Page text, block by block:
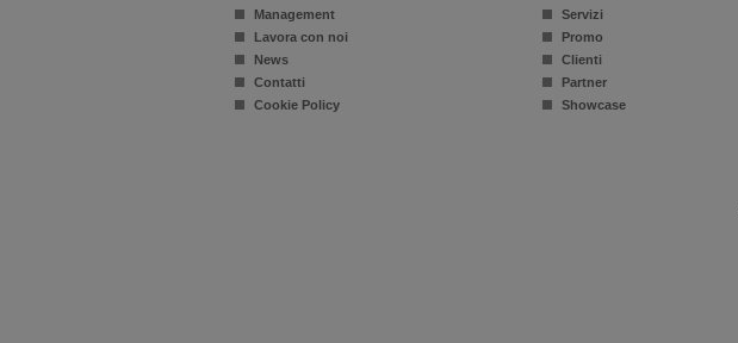
Management
Lavora con noi
News
Contatti
Cookie Policy
Servizi
Promo
Clienti
Partner
Showcase